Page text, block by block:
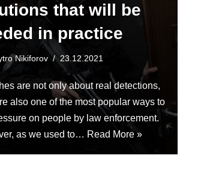
that will be
in practice
Nikiforov 23.12.2021
are not only about real detections,
also one of the most popular ways to
on people by law enforcement.
as we used to… Read More »